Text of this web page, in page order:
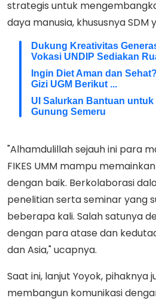
strategis untuk
daya manusia, khususnya SDM
Dukung Kreativitas
Vokasi UNDIP Sediakan
Ingin Diet Aman dan
Gizi UGM Berikut ...
UI Salurkan Bantuan
Gunung Semeru
"Alhamdulillah sejauh ini para
FIKES UMM mampu
dengan baik. Berkolaborasi
penelitian serta seminar yang
beberapa kali. Salah satunya
dengan para atase dan
dan Asia," ucapnya.
Saat ini, lanjut Yoyok, pihaknya
membangun komunikasi